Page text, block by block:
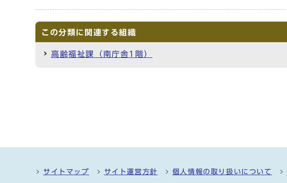
この分類に関連する組織
高齢福祉課（南庁舎1階）
サイトマップ サイト運営方針 個人情報の取り扱いについて